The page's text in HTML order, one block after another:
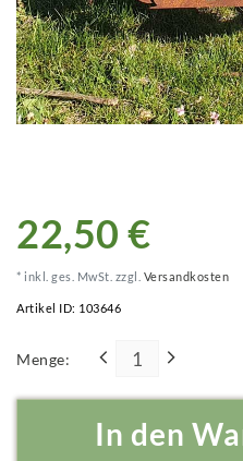
22,50 €
* inkl. ges. MwSt. zzgl. Versandkosten
Artikel ID: 103646
Menge:
In den